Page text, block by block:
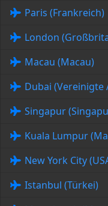
Paris (Frankreich)
London
Macau (Macau)
Dubai (Vereinigte
Singapur
Kuala Lumpur
New York City
Istanbul (Türkei)